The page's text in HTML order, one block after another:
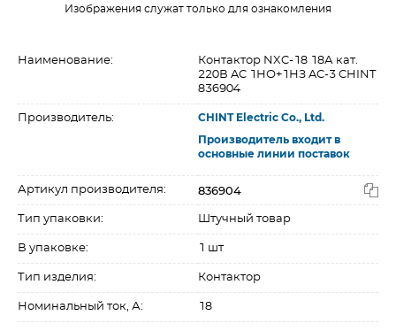
Изображения служат только для ознакомления
Наименование:
Контактор NXC-18 18А кат.
220В AC 1НО+1НЗ AC-3 CHINT
836904
Производитель: CHINT Electric Co., Ltd.
Производитель входит в
основные линии поставок
Артикул производителя: 836904
Тип упаковки: Штучный товар
В упаковке: 1 шт
Тип изделия: Контактор
Номинальный ток, А: 18